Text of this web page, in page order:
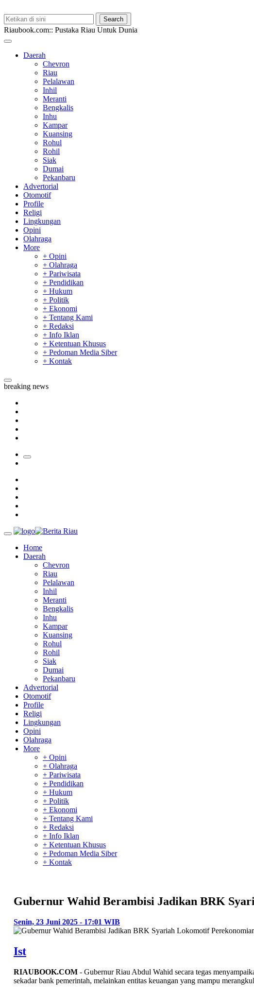
Riaubook.com:: Pustaka Riau Untuk Dunia
Daerah
Chevron
Riau
Pelalawan
Inhil
Meranti
Bengkalis
Inhu
Kampar
Kuansing
Rohul
Rohil
Siak
Dumai
Pekanbaru
Advertorial
Otomotif
Profile
Religi
Lingkungan
Opini
Olahraga
More
+ Opini
+ Olahraga
+ Pariwisata
+ Pendidikan
+ Hukum
+ Politik
+ Ekonomi
+ Tentang Kami
+ Redaksi
+ Info Iklan
+ Ketentuan Khusus
+ Pedoman Media Siber
+ Kontak
breaking news
Home
Daerah
Chevron
Riau
Pelalawan
Inhil
Meranti
Bengkalis
Inhu
Kampar
Kuansing
Rohul
Rohil
Siak
Dumai
Pekanbaru
Advertorial
Otomotif
Profile
Religi
Lingkungan
Opini
Olahraga
More
+ Opini
+ Olahraga
+ Pariwisata
+ Pendidikan
+ Hukum
+ Politik
+ Ekonomi
+ Tentang Kami
+ Redaksi
+ Info Iklan
+ Ketentuan Khusus
+ Pedoman Media Siber
+ Kontak
Gubernur Wahid Berambisi Jadikan BRK
Senin, 23 Juni 2025 - 17:01 WIB
Ist
RIAUBOOK.COM - Gubernur Riau Abdul Wahid secara tegas
sekadar bank pemerintah, melainkan entitas keuangan yang mampu